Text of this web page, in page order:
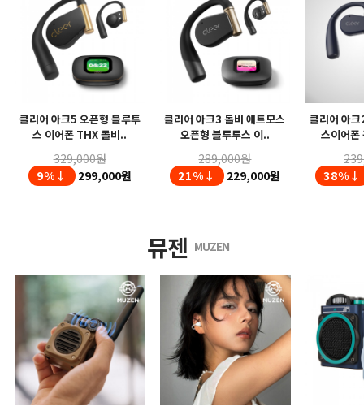
클리어 아크5 오픈형 블루투
스 이어폰 THX 돌비..
329,000원
9%↓
299,000원
클리어 아크3 돌비 애트모스
오픈형 블루투스 이..
289,000원
21%↓
229,000원
클리어 아
스이어폰
38%↓
뮤젠 MUZEN